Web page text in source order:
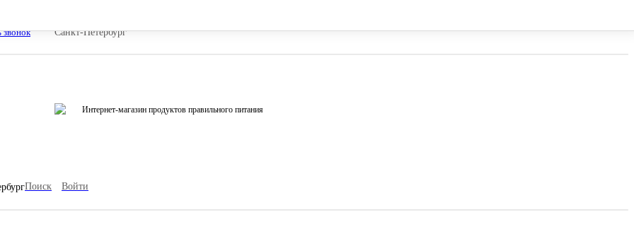
звонок Санкт-Петербург
Интернет-магазин продуктов правильного питания
Поиск Войти